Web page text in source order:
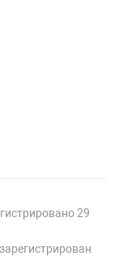
29